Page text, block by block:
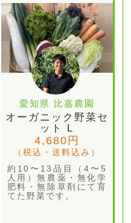
愛知県 比嘉農園
オーガニック野菜セ
ット L
4,680円
（税込・送料込み）
約10〜13品目（4〜5
人用）無農薬・無化学
肥料・無除草剤にて育
てた野菜です。